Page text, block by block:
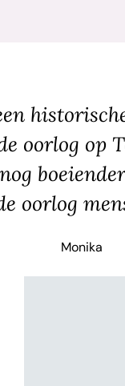
oorlog op
oorlog
Monika